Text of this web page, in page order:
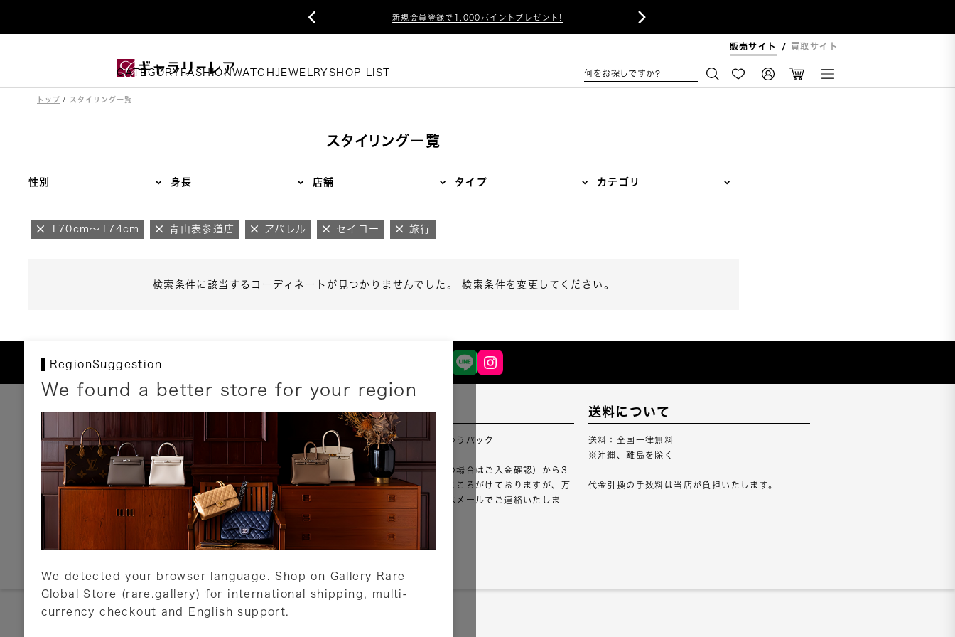
新規会員登録で1,000ポイントプレゼント!
 
販売サイト 買取サイト
CATEGORY FASHIONWATCHJEWELRY SHOP LIST 何をお探しですか?
トップ スタイリング一覧
スタイリング一覧
性別 身長 店舗 タイプ カテゴリ
170cm～174cm 青山表参道店 アパレル セイコー 旅行
検索条件に該当するコーディネートが見つかりませんでした。 検索条件を変更してください。
RegionSuggestion
We found a better store for your region
We detected your browser language. Shop on Gallery Rare
Global Store (rare.gallery) for international shipping, multi-
currency checkout and English support.
お支払いについて
以下のお支払方法が利用可能です。
クレジットカード
ショッピングローン
銀行振込・郵便振替
代金引換
Amazon Pay
PayPay
店頭支払い
詳しくはこちら
配送について
配送業者：佐川急便・ゆうパック
ご注文確認（銀行振込の場合はご入金確認）から3
営業日以内のご出荷をこころがけておりますが、万
が一出荷が遅れる場合はメールでご連絡いたしま
詳しくはこちら
送料について
送料：全国一律無料
※沖縄、離島を除く
代金引換の手数料は当店が負担いたします。